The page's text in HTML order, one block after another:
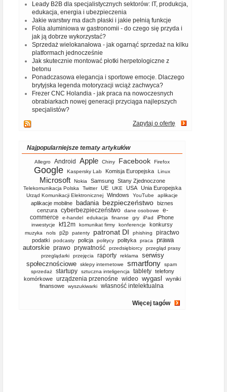
Leady B2B dla specjalistycznych sektorów: IT, produkcja,
edukacja, energia i ubezpieczenia
Jakie warstwy ma dach płaski i jakie pełnią funkcje
Folia aluminiowa w gastronomii - do czego się przyda i
jak ją dobrze wykorzystać?
Sprzedaż wielokanałowa - jak ogarnąć sprzedaż na kilku
platformach jednocześnie
Jak skutecznie montować płotki herpetologiczne z
betonu
Ponadczasowa elegancja i sportowe emocje. Dlaczego
brytyjska legenda motoryzacji wciąż zachwyca?
Frezer CNC Holandia - jak praca na nowoczesnych
obrabiarkach nowej generacji przyciąga najlepszych
specjalistów?
Zapytaj o ofertę
Najpopularniejsze tematy artykułów
Allegro Android Apple Chiny Facebook Firefox
Google Kaspersky Lab Komisja Europejska Linux
Microsoft Nokia Samsung Stany Zjednoczone
Telekomunikacja Polska Twitter UE UKE USA Unia Europejska
Urząd Komunikacji Elektronicznej Windows YouTube aplikacje
aplikacje mobilne badania bezpieczeństwo biznes
cenzura cyberbezpieczeństwo dane osobowe
e-
commerce
e-handel edukacja finanse gry iPad iPhone
inwestycje kf12m komunikat firmy konferencje konkursy
muzyka nols p2p patenty patronat DI phishing piractwo
podatki podcasty policja politycy polityka praca
prawa
autorskie prawo prywatność przedsiębiorcy
przegląd prasy
przeglądarki
przejęcia raporty reklama
serwisy
społecznościowe
sklepy internetowe smartfony
spam
sprzedaż
startupy sztuczna inteligencja tablety telefony
komórkowe
urządzenia przenośne wideo wygasl
wyniki
finansowe
wyszukiwarki własność intelektualna
Więcej tagów